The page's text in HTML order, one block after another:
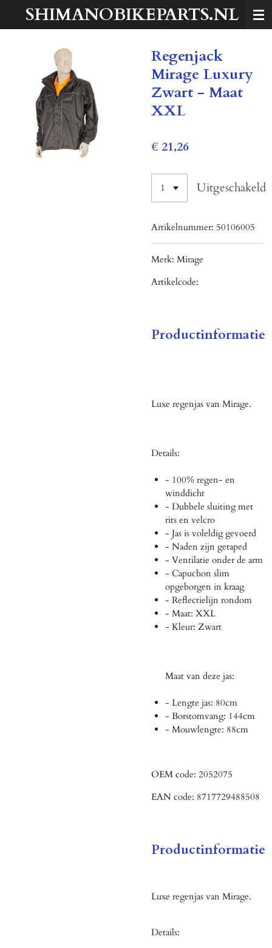
hoofdinhoud
SHIMANOBIKEPARTS.NL
Regenjack
Mirage Luxury
Zwart - Maat
XXL
€ 21,26
Uitgeschakeld
Artikelnummer: 50106005
Merk: Mirage
Artikelcode:
Productinformatie
Luxe regenjas van Mirage.
Details:
- 100% regen- en
winddicht
- Dubbele sluiting met
rits en velcro
- Jas is voleldig gevoerd
- Naden zijn getaped
- Ventilatie onder de arm
- Capuchon slim
opgeborgen in kraag
- Reflectielijn rondom
- Maat: XXL
- Kleur: Zwart
Maat van deze jas:
- Lengte jas: 80cm
- Borstomvang: 144cm
- Mouwlengte: 88cm
OEM code: 2052075
EAN code: 8717729488508
Productinformatie
Luxe regenjas van Mirage.
Details: